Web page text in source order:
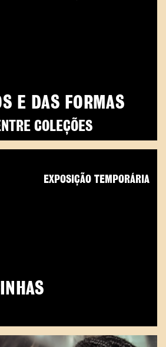
E DAS FORMAS
COLEÇÕES
EXPOSIÇÃO TEMPORÁRIA